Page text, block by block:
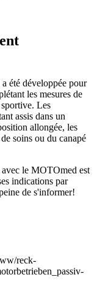
été développée pour
les mesures de
Les
assis dans un
allongée, les
soins ou du canapé
le MOTOmed est
indications par
de s'informer!